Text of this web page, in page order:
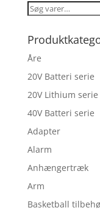
Søg
Åre
20V Batteri serie
20V Lithium serie
40V Batteri serie
Adapter
Alarm
Anhængertræk
Arm
Basketball